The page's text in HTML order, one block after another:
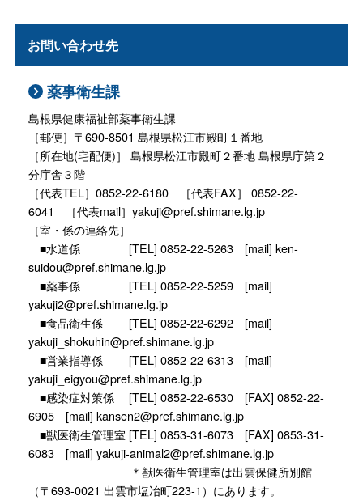
お問い合わせ先
薬事衛生課
島根県健康福祉部薬事衛生課
［郵便］〒690-8501 島根県松江市殿町１番地
［所在地(宅配便)］ 島根県松江市殿町２番地 島根県庁第２
分庁舎３階
［代表TEL］0852-22-6180 ［代表FAX］ 0852-22-
6041 ［代表mail］yakuji@pref.shimane.lg.jp
［室・係の連絡先］
■水道係 [TEL] 0852-22-5263 [mail] ken-
suidou@pref.shimane.lg.jp
■薬事係 [TEL] 0852-22-5259 [mail]
yakuji2@pref.shimane.lg.jp
■食品衛生係 [TEL] 0852-22-6292 [mail]
yakuji_shokuhin@pref.shimane.lg.jp
■営業指導係 [TEL] 0852-22-6313 [mail]
yakuji_eigyou@pref.shimane.lg.jp
■感染症対策係 [TEL] 0852-22-6530 [FAX] 0852-22-
6905 [mail] kansen2@pref.shimane.lg.jp
■獣医衛生管理室 [TEL] 0853-31-6073 [FAX] 0853-31-
6083 [mail] yakuji-animal2@pref.shimane.lg.jp
＊獣医衛生管理室は出雲保健所別館
（〒693-0021 出雲市塩冶町223-1）にあります。